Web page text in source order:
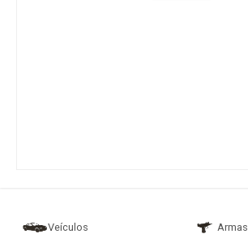
Veículos Armas